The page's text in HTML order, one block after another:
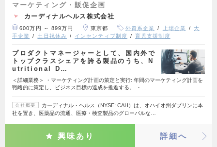
マーケティング・販促企画
カーディナルヘルス株式会社
600万円 ～ 899万円 東京都 外資系企業 上場企業
大
手企業
土日祝休み インセンティブ制度 育児支援制度
プロダクトマネージャーとして、国内外で
トップクラスシェアを誇る製品のうち、N
utritional D…
＜詳細業務＞ ・マーケティング計画の策定と実行: 年間のマーケティング計画を
戦略的に策定し、ビジネス目標の達成を推進する。 ・…
会社概要
カーディナル・ヘルス（NYSE: CAH）は、オハイオ州ダブリンに本
社を置き、医薬品の流通、医療・検査製品のグローバルな…
興味あり 詳細へ